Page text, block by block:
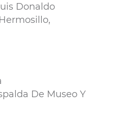
Donaldo
De Museo Y